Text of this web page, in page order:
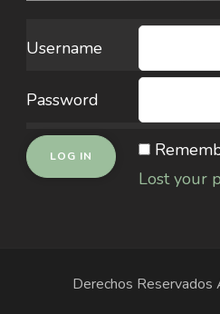
Username
Password
Lost your
Derechos Reservados